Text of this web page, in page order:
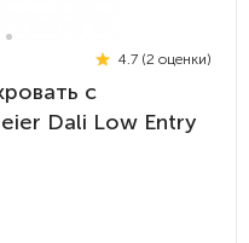
4.7 (2 оценки)
с
Dali Low Entry